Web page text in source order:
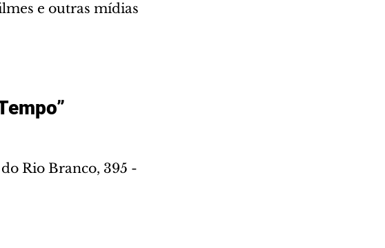
e outras mídias
Rio Branco, 395 -